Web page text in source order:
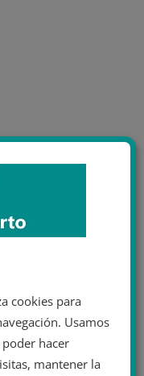
cookies para
Usamos
hacer
mantener la